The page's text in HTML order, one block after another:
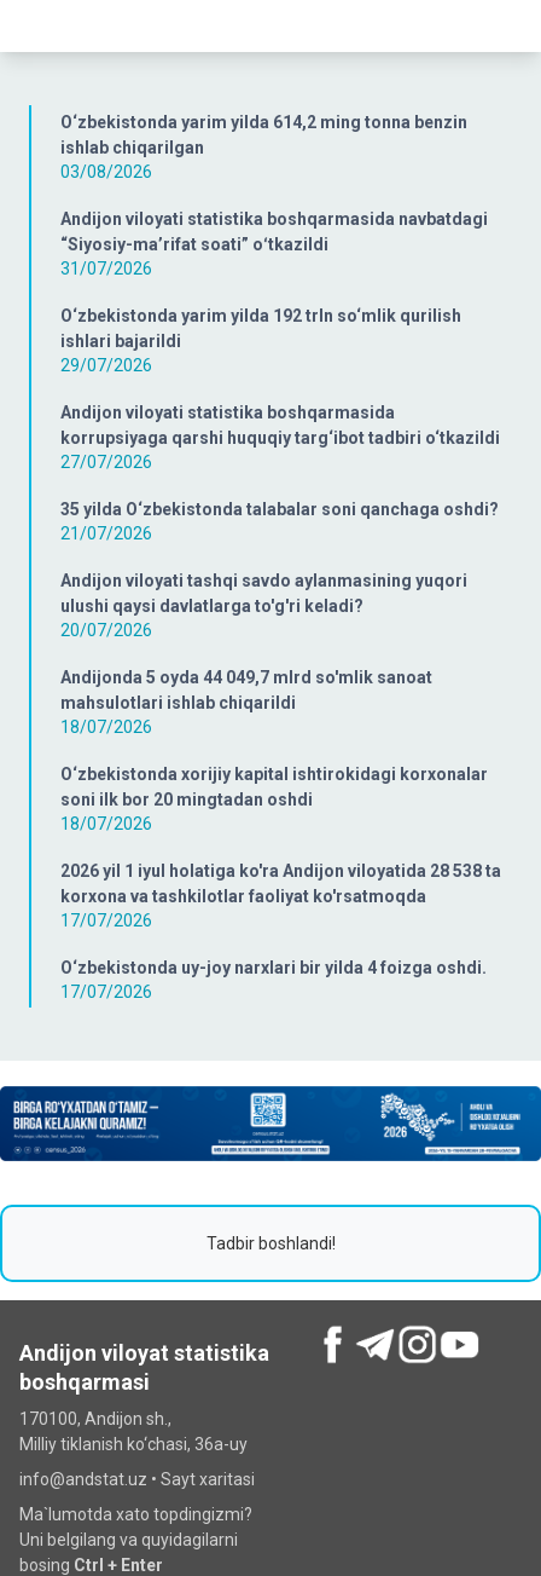
O‘zbekistonda yarim yilda 614,2 ming tonna benzin
ishlab chiqarilgan
03/08/2026
Andijon viloyati statistika boshqarmasida navbatdagi
“Siyosiy-ma’rifat soati” oʻtkazildi
31/07/2026
O‘zbekistonda yarim yilda 192 trln so‘mlik qurilish
ishlari bajarildi
29/07/2026
Andijon viloyati statistika boshqarmasida
korrupsiyaga qarshi huquqiy targ‘ibot tadbiri o‘tkazildi
27/07/2026
35 yilda O‘zbekistonda talabalar soni qanchaga oshdi?
21/07/2026
Andijon viloyati tashqi savdo aylanmasining yuqori
ulushi qaysi davlatlarga to'g'ri keladi?
20/07/2026
Andijonda 5 oyda 44 049,7 mlrd so'mlik sanoat
mahsulotlari ishlab chiqarildi
18/07/2026
O‘zbekistonda xorijiy kapital ishtirokidagi korxonalar
soni ilk bor 20 mingtadan oshdi
18/07/2026
2026 yil 1 iyul holatiga ko'ra Andijon viloyatida 28 538 ta
korxona va tashkilotlar faoliyat ko'rsatmoqda
17/07/2026
O‘zbekistonda uy-joy narxlari bir yilda 4 foizga oshdi.
17/07/2026
Tadbir boshlandi!
Andijon viloyat statistika
boshqarmasi
170100, Andijon sh.,
Milliy tiklanish ko‘chаsi, 36a-uy
info@andstat.uz • Sayt xaritasi
Ma`lumotda xato topdingizmi?
Uni belgilang va quyidagilarni
bosing Ctrl + Enter